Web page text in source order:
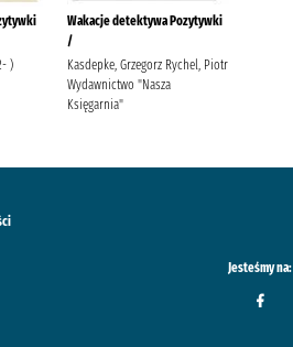
)
Wakacje detektywa Pozytywki
/
Kasdepke, Grzegorz Rychel, Piotr
Wydawnictwo "Nasza
Księgarnia"
Jesteśmy na: